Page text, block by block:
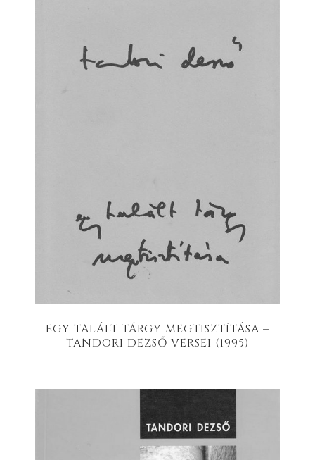
EGY TALÁLT TÁRGY MEGTISZTÍTÁSA –
TANDORI DEZSŐ VERSEI (1995)